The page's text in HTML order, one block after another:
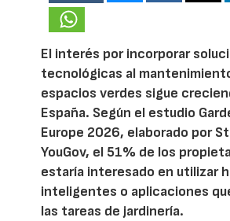
El interés por incorporar
tecnológicas al
espacios verdes sigue
España. Según el estudio
Europe 2026, elaborado por
YouGov, el 51% de los
estaría interesado en utilizar
inteligentes o aplicaciones
las tareas de jardinería.